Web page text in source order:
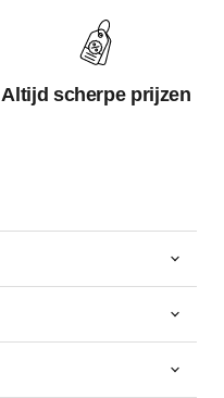
Altijd scherpe prijzen